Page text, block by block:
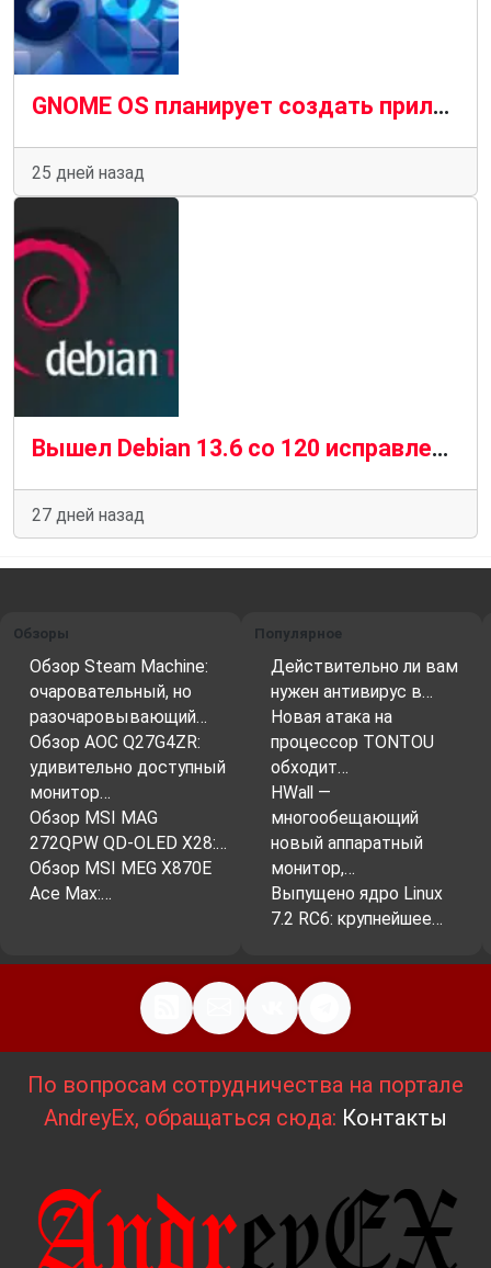
GNOME OS планирует создать приложение, похожее на TestFlight, для экспериментального программного обеспечения
25 дней назад
Вышел Debian 13.6 со 120 исправлениями уязвимостей и 124 стабильными обновлениями
27 дней назад
Обзоры
Обзор Steam Machine:
очаровательный, но
разочаровывающий…
Обзор AOC Q27G4ZR:
удивительно доступный
монитор…
Обзор MSI MAG
272QPW QD-OLED X28:…
Обзор MSI MEG X870E
Ace Max:…
Популярное
Действительно ли вам
нужен антивирус в…
Новая атака на
процессор TONTOU
обходит…
HWall —
многообещающий
новый аппаратный
монитор,…
Выпущено ядро Linux
7.2 RC6: крупнейшее…
По вопросам сотрудничества на портале
AndreyEx, обращаться сюда: Контакты